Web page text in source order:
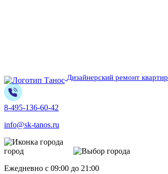
Дизайнерский ремонт квартир
8-495-136-60-42
info@sk-tanos.ru
город
Ежедневно с 09:00 до 21:00